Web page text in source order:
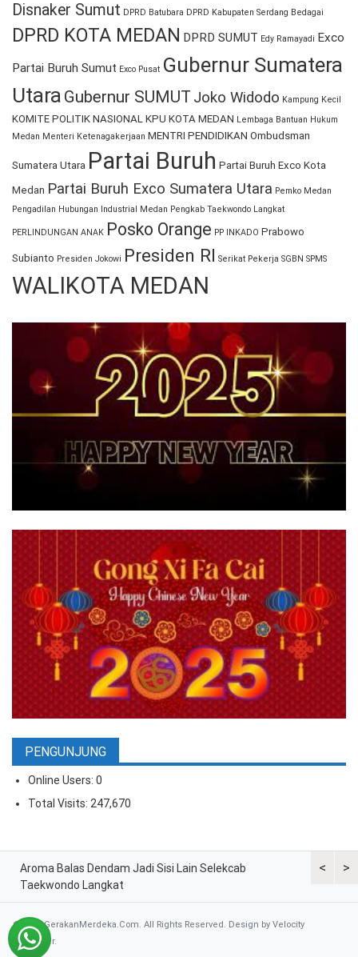
Disnaker Sumut DPRD Batubara DPRD Kabupaten Serdang Bedagai
DPRD KOTA MEDAN DPRD SUMUT Edy Ramayadi Exco
Partai Buruh Sumut Exco Pusat Gubernur Sumatera
Utara Gubernur SUMUT Joko Widodo Kampung Kecil
KOMITE POLITIK NASIONAL KPU KOTA MEDAN Lembaga Bantuan Hukum
Medan Menteri Ketenagakerjaan MENTRI PENDIDIKAN Ombudsman
Sumatera Utara Partai Buruh Partai Buruh Exco Kota
Medan Partai Buruh Exco Sumatera Utara Pemko Medan
Pengadilan Hubungan Industrial Medan Pengkab Taekwondo Langkat
PERLINDUNGAN ANAK Posko Orange PP INKADO Prabowo
Subianto Presiden Jokowi Presiden RI Serikat Pekerja SGBN SPMS
WALIKOTA MEDAN
PENGUNJUNG
Online Users: 0
Total Visits: 247,670
<
Aroma Balas Dendam Jadi Sisi Lain Selekcab
Taekwondo Langkat
>
© 2026 GerakanMerdeka.Com. All Rights Reserved. Design by Velocity
Developer.